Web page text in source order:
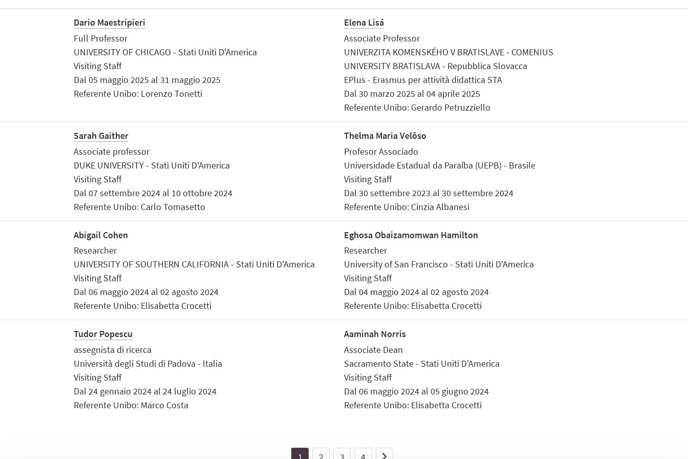
Dario Maestripieri
Full Professor
UNIVERSITY OF CHICAGO - Stati Uniti D'America
Visiting Staff
Dal 05 maggio 2025 al 31 maggio 2025
Referente Unibo: Lorenzo Tonetti
Elena Lisá
Associate Professor
UNIVERZITA KOMENSKÉHO V BRATISLAVE - COMENIUS
UNIVERSITY BRATISLAVA - Repubblica Slovacca
EPlus - Erasmus per attività didattica STA
Dal 30 marzo 2025 al 04 aprile 2025
Referente Unibo: Gerardo Petruzziello
Sarah Gaither
Associate professor
DUKE UNIVERSITY - Stati Uniti D'America
Visiting Staff
Dal 07 settembre 2024 al 10 ottobre 2024
Referente Unibo: Carlo Tomasetto
Thelma Maria Velôso
Profesor Associado
Universidade Estadual da Paraíba (UEPB) - Brasile
Visiting Staff
Dal 30 settembre 2023 al 30 settembre 2024
Referente Unibo: Cinzia Albanesi
Abigail Cohen
Researcher
UNIVERSITY OF SOUTHERN CALIFORNIA - Stati Uniti D'America
Visiting Staff
Dal 06 maggio 2024 al 02 agosto 2024
Referente Unibo: Elisabetta Crocetti
Eghosa Obaizamomwan Hamilton
Researcher
University of San Francisco - Stati Uniti D'America
Visiting Staff
Dal 04 maggio 2024 al 02 agosto 2024
Referente Unibo: Elisabetta Crocetti
Tudor Popescu
assegnista di ricerca
Università degli Studi di Padova - Italia
Visiting Staff
Dal 24 gennaio 2024 al 24 luglio 2024
Referente Unibo: Marco Costa
Aaminah Norris
Associate Dean
Sacramento State - Stati Uniti D'America
Visiting Staff
Dal 06 maggio 2024 al 05 giugno 2024
Referente Unibo: Elisabetta Crocetti